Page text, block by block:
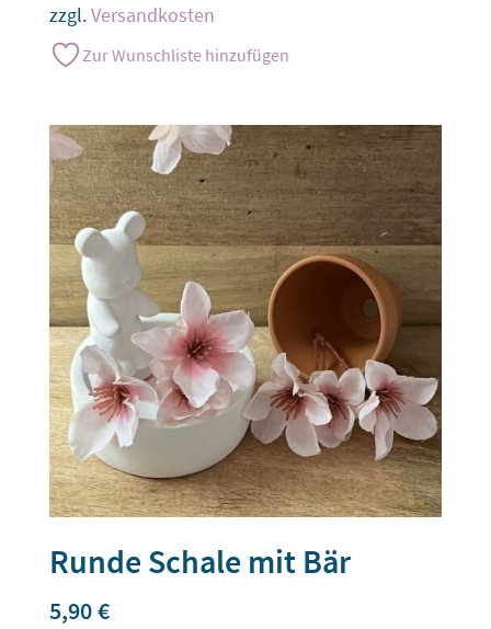
zzgl.Versandkosten
Zur Wunschliste hinzufügen
Runde Schale mit Bär
5,90€